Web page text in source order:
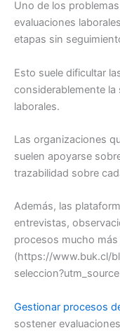
Uno de los
evaluaciones
etapas sin
Esto suele dificultar
considerablemente
laborales.
Las organizaciones
suelen apoyarse
trazabilidad sobre
Además, las
entrevistas,
procesos mucho
(https://www.buk.cl/
Gestionar procesos
sostener